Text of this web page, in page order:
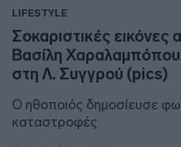
LIFESTYLE
Σοκαριστικές εικόνες
Βασίλη
στη Λ. Συγγρού (pics)
Ο ηθοποιός δημοσίευσε
καταστροφές